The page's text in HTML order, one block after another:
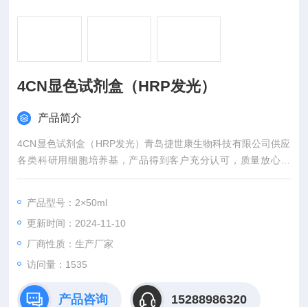
4CN显色试剂盒（HRP发光）
产品简介
4CN显色试剂盒（HRP发光）青岛捷世康生物科技有限公司供应
各类科研用细胞培养基，产品得到客户充分认可，质量放心可
靠，咨询订购。
产品型号：2×50ml
更新时间：2024-11-10
厂商性质：生产厂家
访问量：1535
产品咨询 15288986320